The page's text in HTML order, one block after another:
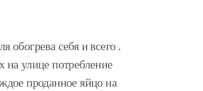
обогрева себя и всего .
на улице потребление
проданное яйцо на